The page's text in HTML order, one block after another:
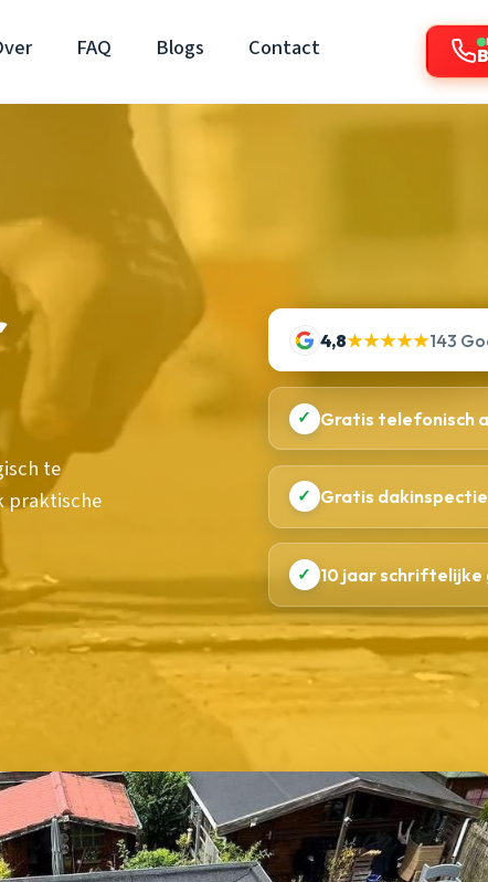
FAQ Blogs Contact
te
praktische
4,8★★★★★143
✓ Gratis telefonisch
✓ Gratis dakinspectie
✓ 10 jaar schriftelijke